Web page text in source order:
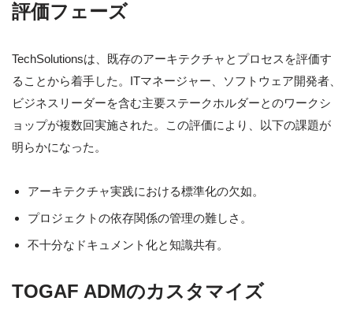
評価フェーズ
TechSolutionsは、既存のアーキテクチャとプロセスを評価す
ることから着手した。ITマネージャー、ソフトウェア開発者、
ビジネスリーダーを含む主要ステークホルダーとのワークシ
ョップが複数回実施された。この評価により、以下の課題が
明らかになった。
アーキテクチャ実践における標準化の欠如。
プロジェクトの依存関係の管理の難しさ。
不十分なドキュメント化と知識共有。
TOGAF ADMのカスタマイズ